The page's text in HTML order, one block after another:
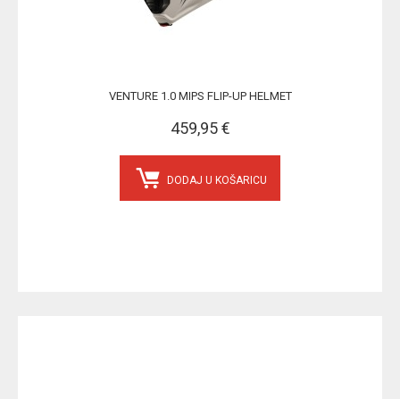
VENTURE 1.0 MIPS FLIP-UP HELMET
459,95 €
DODAJ U KOŠARICU